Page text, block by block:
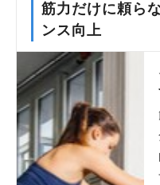
筋力だけに頼ら
ンス向上